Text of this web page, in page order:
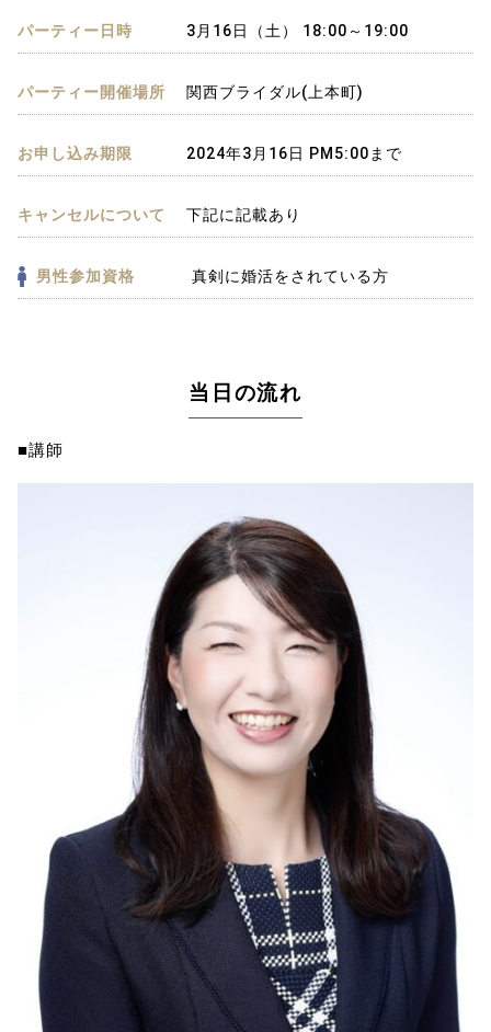
パーティー日時 3月16日（土） 18:00～19:00
パーティー開催場所 関西ブライダル(上本町)
お申し込み期限 2024年3月16日 PM5:00まで
キャンセルについて 下記に記載あり
男性参加資格 真剣に婚活をされている方
当日の流れ
■講師